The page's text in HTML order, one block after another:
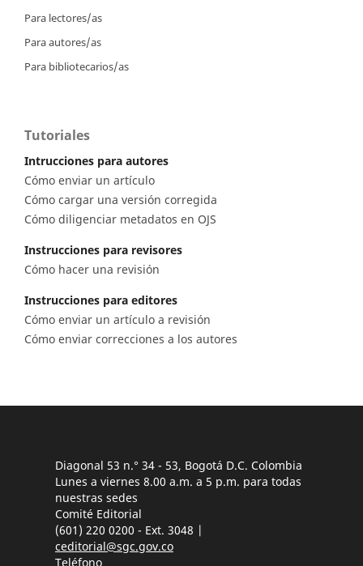
Para lectores/as
Para autores/as
Para bibliotecarios/as
Tutoriales
Intrucciones para autores
Cómo enviar un artículo
Cómo cargar una versión corregida
Cómo diligenciar metadatos en OJS
Instrucciones para revisores
Cómo hacer una revisión
Instrucciones para editores
Cómo enviar un artículo a revisión
Cómo enviar correcciones a los autores
Diagonal 53 n.° 34 - 53, Bogotá D.C. Colombia
Lunes a viernes 8.00 a.m. a 5 p.m. para todas
nuestras sedes
Comité Editorial
(601) 220 0200 - Ext. 3048 |
ceditorial@sgc.gov.co
Teléfono